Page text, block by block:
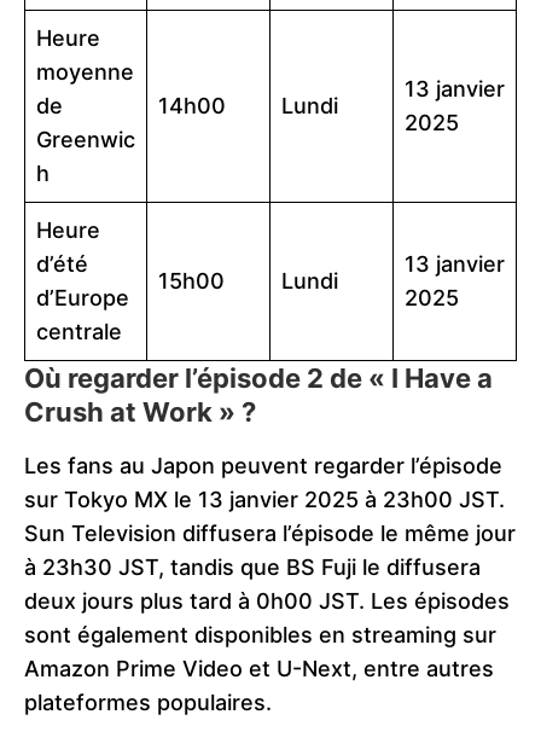
Heure
moyenne
de
Greenwic
h
14h00 Lundi
13 janvier
2025
Heure
d’été
d’Europe
centrale
15h00 Lundi
13 janvier
2025
Où regarder l’épisode 2 de « I Have a
Crush at Work » ?
Les fans au Japon peuvent regarder l’épisode
sur Tokyo MX le 13 janvier 2025 à 23h00 JST.
Sun Television diffusera l’épisode le même jour
à 23h30 JST, tandis que BS Fuji le diffusera
deux jours plus tard à 0h00 JST. Les épisodes
sont également disponibles en streaming sur
Amazon Prime Video et U-Next, entre autres
plateformes populaires.